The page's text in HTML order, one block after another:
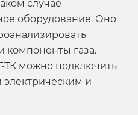
случае
оборудование. Оно
компоненты газа.
ТК можно подключить
и